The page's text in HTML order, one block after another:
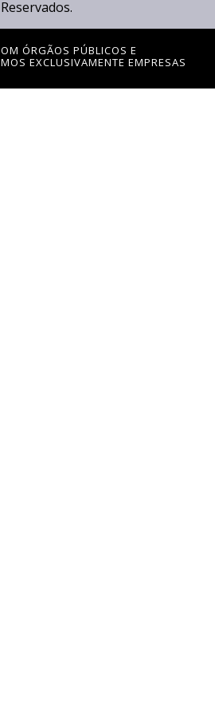
Reservados.
ÓRGÃOS PÚBLICOS E
EXCLUSIVAMENTE EMPRESAS